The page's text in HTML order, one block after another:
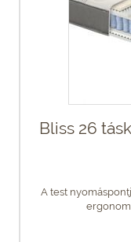
Bliss 26
A test